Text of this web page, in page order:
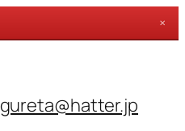
✕
gureta@hatter.jp